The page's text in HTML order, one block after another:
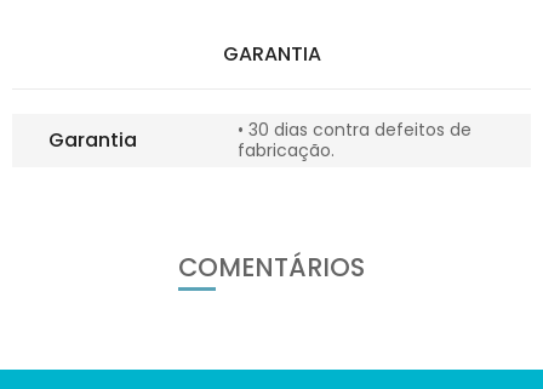
GARANTIA
Garantia
• 30 dias contra defeitos de
fabricação.
COMENTÁRIOS